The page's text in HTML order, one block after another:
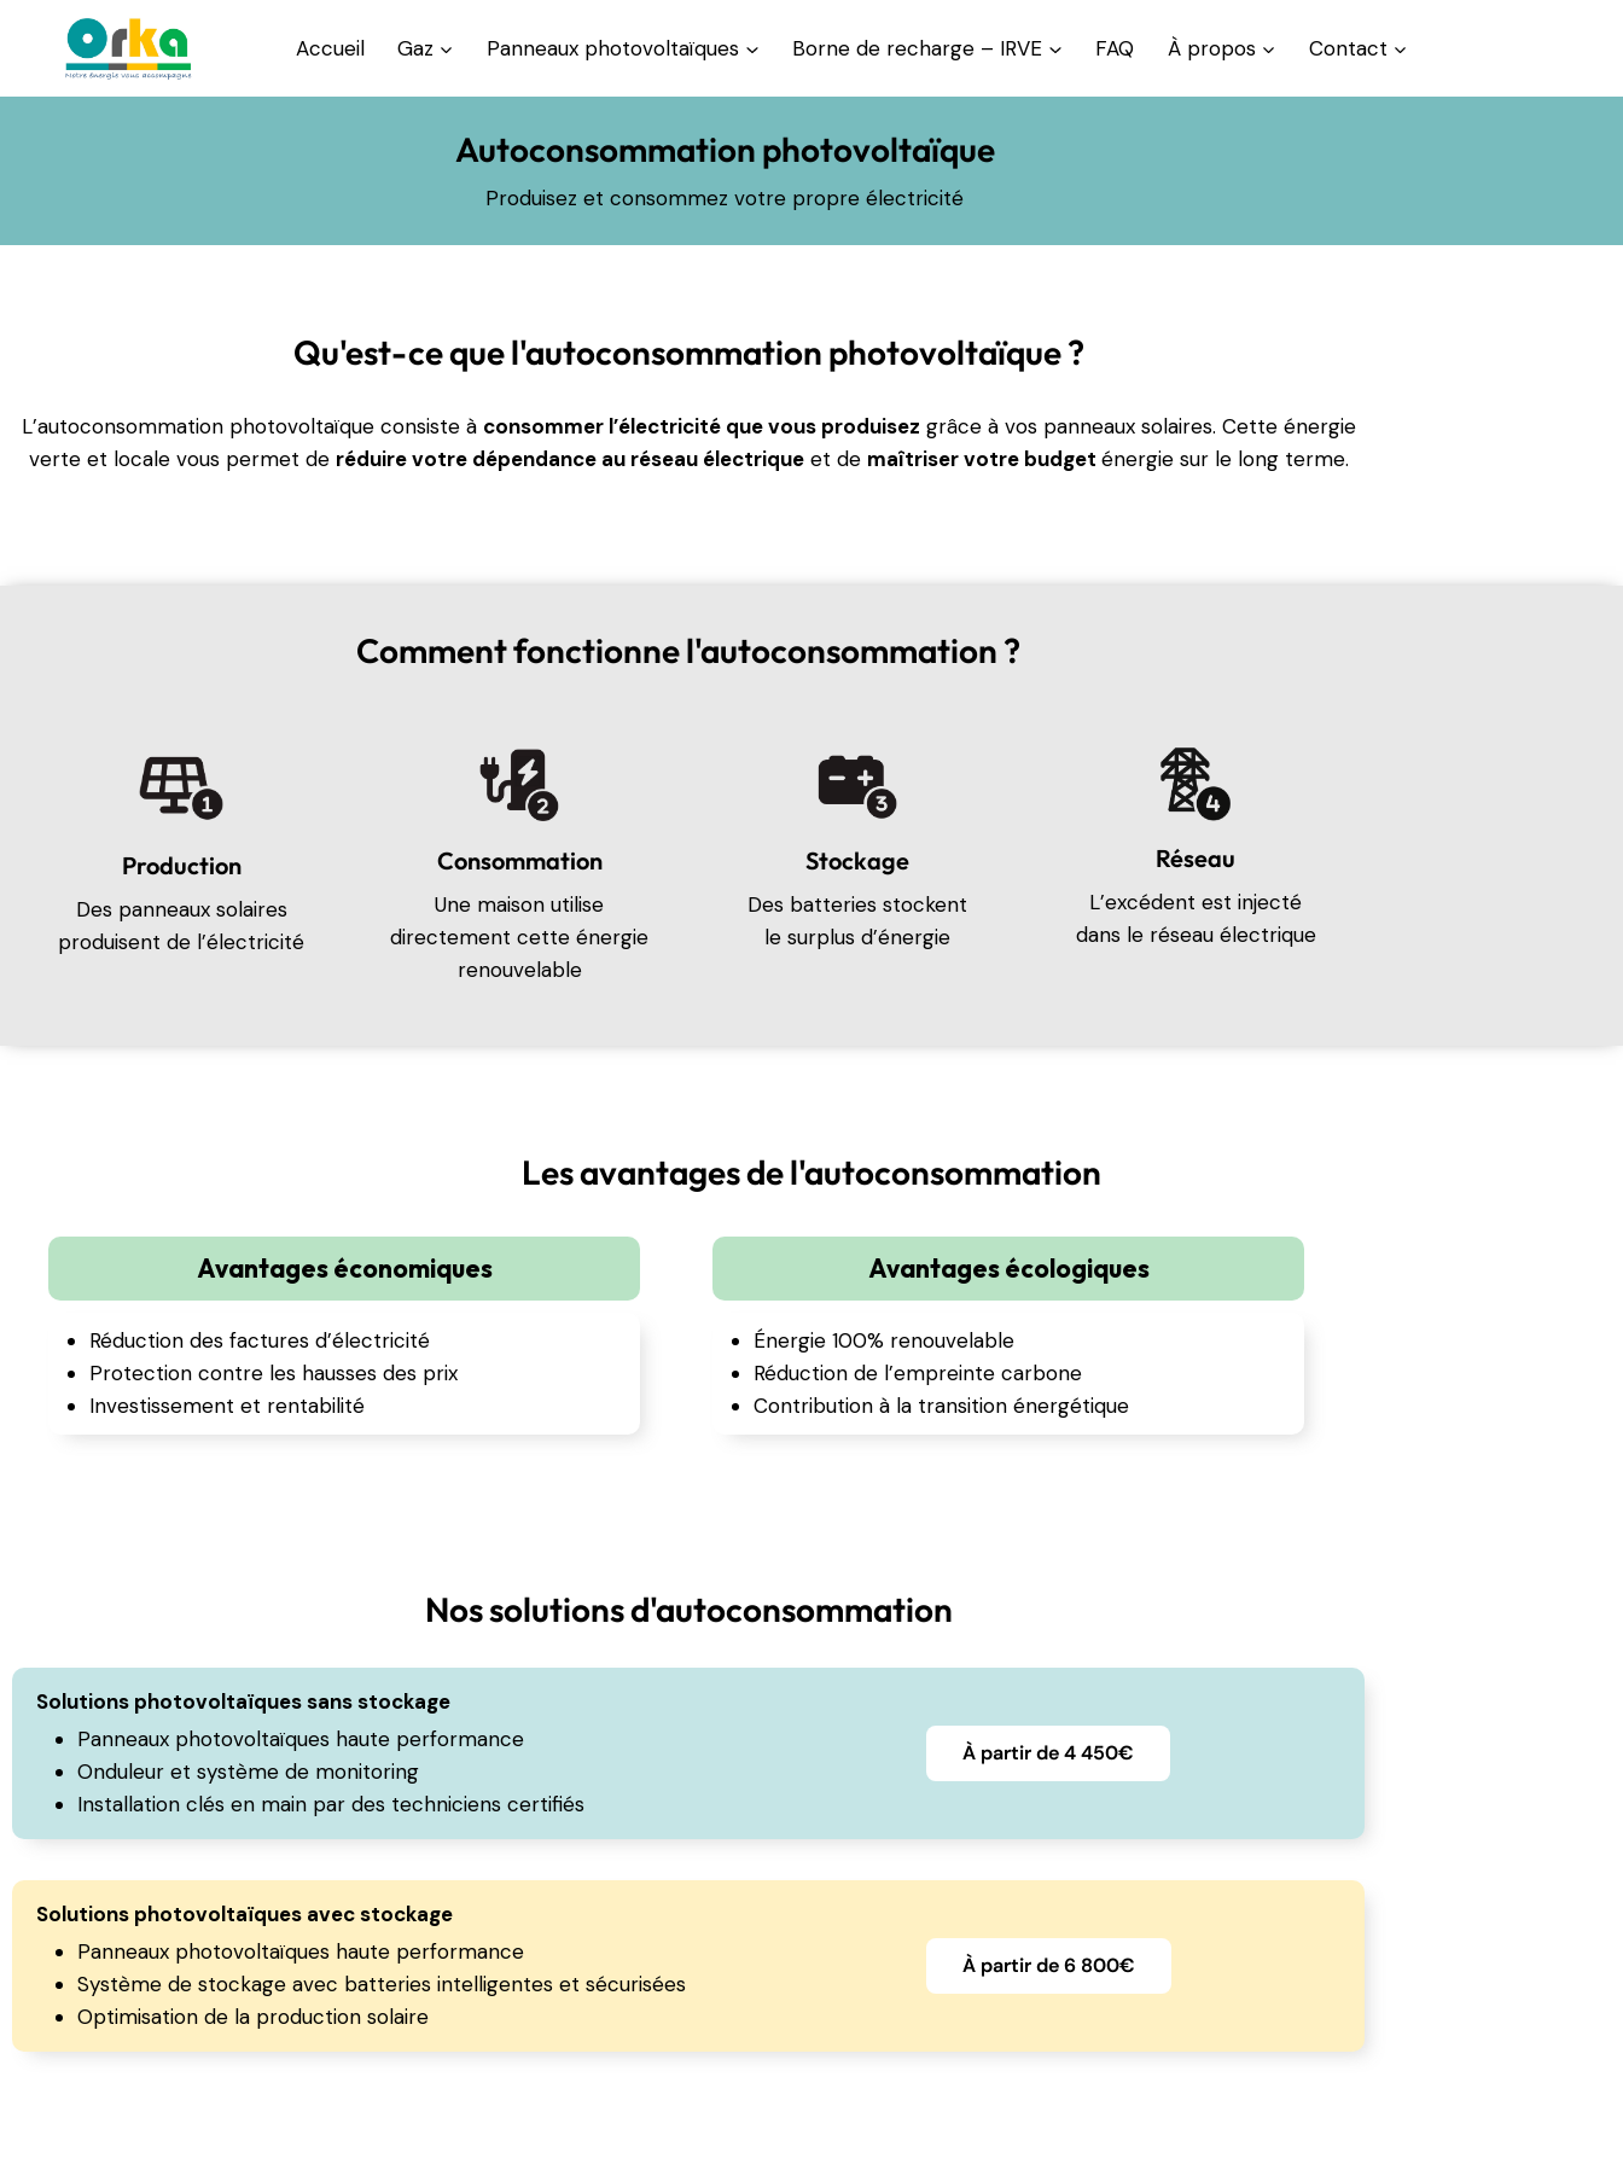
Accueil Gaz Panneaux photovoltaïques Borne de recharge – IRVE FAQ À propos Contact
Autoconsommation photovoltaïque
Produisez et consommez votre propre électricité
Qu'est-ce que l'autoconsommation photovoltaïque ?
L’autoconsommation photovoltaïque consiste à consommer l’électricité que vous produisez grâce à vos panneaux solaires. Cette énergie
verte et locale vous permet de réduire votre dépendance au réseau électriqueet de maîtriser votre budget énergie sur le long terme.
Comment fonctionne l'autoconsommation ?
Production
Des panneaux solaires
produisent de l’électricité
Consommation
Une maison utilise
directement cette énergie
renouvelable
Stockage
Des batteries stockent
le surplus d’énergie
Réseau
L’excédent est injecté
dans le réseau électrique
Les avantages de l'autoconsommation
Avantages économiques
Réduction des factures d’électricité
Protection contre les hausses des prix
Investissement et rentabilité
Avantages écologiques
Énergie 100% renouvelable
Réduction de l’empreinte carbone
Contribution à la transition énergétique
Nos solutions d'autoconsommation
Solutions photovoltaïques sans stockage
Panneaux photovoltaïques haute performance
Onduleur et système de monitoring
Installation clés en main par des techniciens certifiés
À partir de 4 450€
Solutions photovoltaïques avec stockage
Panneaux photovoltaïques haute performance
Système de stockage avec batteries intelligentes et sécurisées
Optimisation de la production solaire
À partir de 6 800€